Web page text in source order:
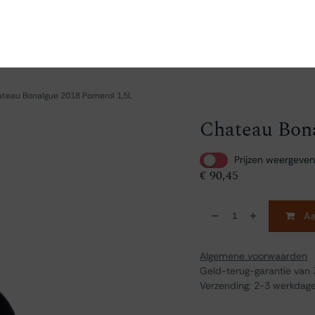
Bonalgue 2018 Pomerol 1,5L
Chateau
Prijzen
€ 90,45
Algemene voorwaarden
Geld-terug-garantie van
Verzending: 2-3